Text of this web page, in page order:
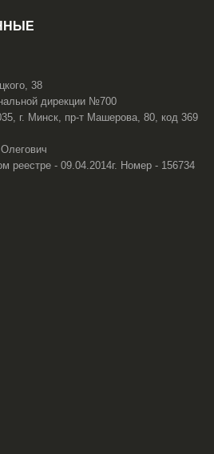
38
дирекции №700
г. Минск, пр-т Машерова, 80, код 369
реестре - 09.04.2014г. Номер - 156734